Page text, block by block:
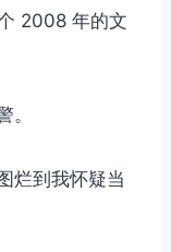
2008 年的文
。
烂到我怀疑当